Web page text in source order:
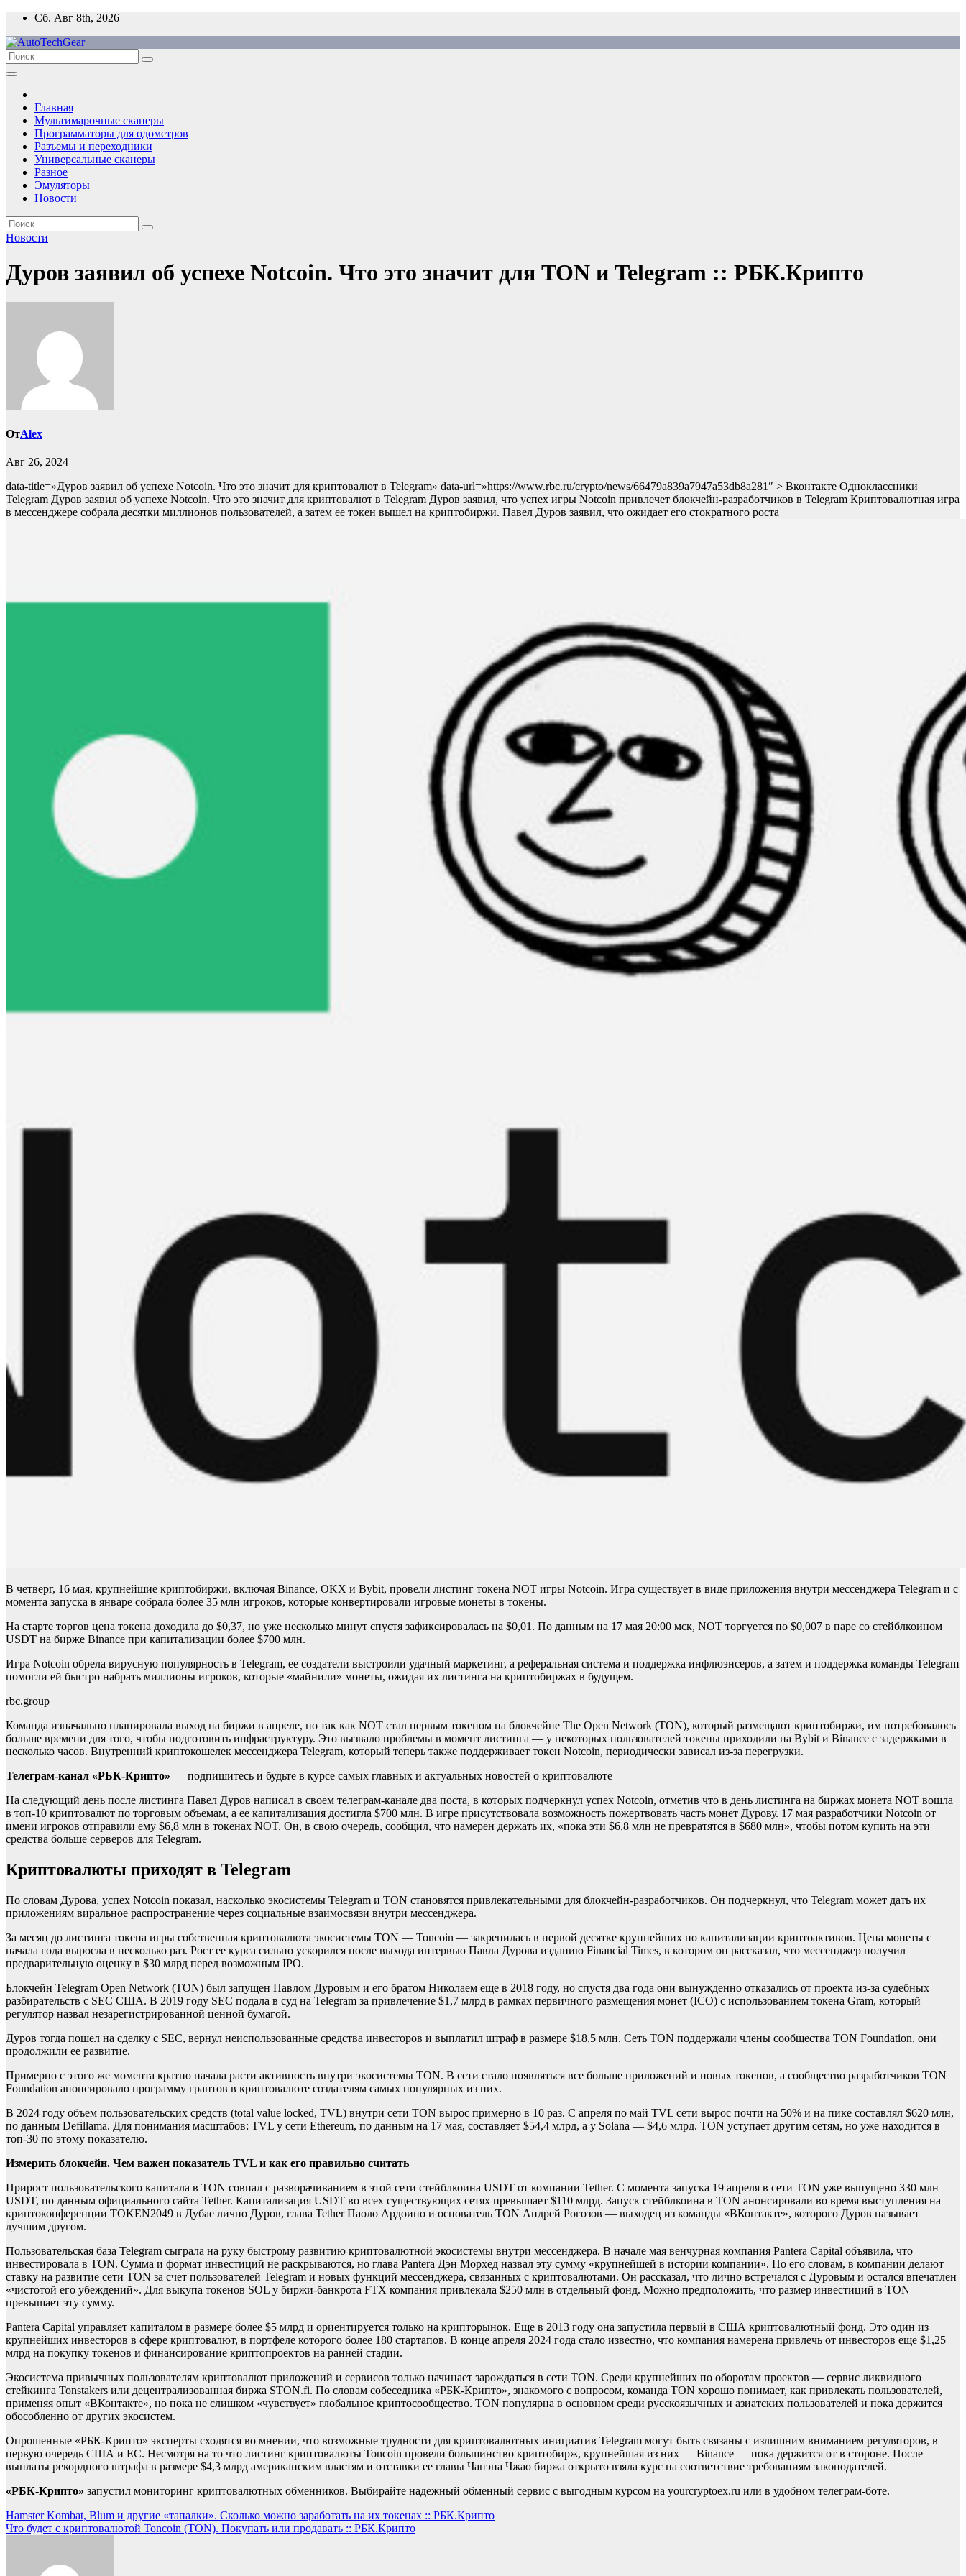
Перейти
содержимому
Сб. Авг 8th, 2026
Главная
Мультимарочные сканеры
Программаторы для одометров
Разъемы и переходники
Универсальные сканеры
Разное
Эмуляторы
Новости
Новости
Дуров заявил об успехе Notcoin. Что это значит для TON и Telegram :: РБК.Крипто
ОтAlex
Авг 26, 2024
data-title=»Дуров заявил об успехе Notcoin. Что это значит для криптовалют в Telegram» data-url=»https://www.rbc.ru/crypto/news/66479a839a7947a53db8a281″ > Вконтакте Одноклассники
Telegram Дуров заявил об успехе Notcoin. Что это значит для криптовалют в Telegram Дуров заявил, что успех игры Notcoin привлечет блокчейн-разработчиков в Telegram Криптовалютная игра
в мессенджере собрала десятки миллионов пользователей, а затем ее токен вышел на криптобиржи. Павел Дуров заявил, что ожидает его стократного роста
В четверг, 16 мая, крупнейшие криптобиржи, включая Binance, OKX и Bybit, провели листинг токена NOT игры Notcoin. Игра существует в виде приложения внутри мессенджера Telegram и с
момента запуска в январе собрала более 35 млн игроков, которые конвертировали игровые монеты в токены.
На старте торгов цена токена доходила до $0,37, но уже несколько минут спустя зафиксировалась на $0,01. По данным на 17 мая 20:00 мск, NOT торгуется по $0,007 в паре со стейблкоином
USDT на бирже Binance при капитализации более $700 млн.
Игра Notcoin обрела вирусную популярность в Telegram, ее создатели выстроили удачный маркетинг, а реферальная система и поддержка инфлюэнсеров, а затем и поддержка команды Telegram
помогли ей быстро набрать миллионы игроков, которые «майнили» монеты, ожидая их листинга на криптобиржах в будущем.
rbc.group
Команда изначально планировала выход на биржи в апреле, но так как NOT стал первым токеном на блокчейне The Open Network (TON), который размещают криптобиржи, им потребовалось
больше времени для того, чтобы подготовить инфраструктуру. Это вызвало проблемы в момент листинга — у некоторых пользователей токены приходили на Bybit и Binance c задержками в
несколько часов. Внутренний криптокошелек мессенджера Telegram, который теперь также поддерживает токен Notcoin, периодически зависал из-за перегрузки.
Телеграм-канал «РБК-Крипто» — подпишитесь и будьте в курсе самых главных и актуальных новостей о криптовалюте
На следующий день после листинга Павел Дуров написал в своем телеграм-канале два поста, в которых подчеркнул успех Notcoin, отметив что в день листинга на биржах монета NOT вошла
в топ-10 криптовалют по торговым объемам, а ее капитализация достигла $700 млн. В игре присутствовала возможность пожертвовать часть монет Дурову. 17 мая разработчики Notcoin от
имени игроков отправили ему $6,8 млн в токенах NOT. Он, в свою очередь, сообщил, что намерен держать их, «пока эти $6,8 млн не превратятся в $680 млн», чтобы потом купить на эти
средства больше серверов для Telegram.
Криптовалюты приходят в Telegram
По словам Дурова, успех Notcoin показал, насколько экосистемы Telegram и TON становятся привлекательными для блокчейн-разработчиков. Он подчеркнул, что Telegram может дать их
приложениям виральное распространение через социальные взаимосвязи внутри мессенджера.
За месяц до листинга токена игры собственная криптовалюта экосистемы TON — Toncoin — закрепилась в первой десятке крупнейших по капитализации криптоактивов. Цена монеты с
начала года выросла в несколько раз. Рост ее курса сильно ускорился после выхода интервью Павла Дурова изданию Financial Times, в котором он рассказал, что мессенджер получил
предварительную оценку в $30 млрд перед возможным IPO.
Блокчейн Telegram Open Network (TON) был запущен Павлом Дуровым и его братом Николаем еще в 2018 году, но спустя два года они вынужденно отказались от проекта из-за судебных
разбирательств с SEC США. В 2019 году SEC подала в суд на Telegram за привлечение $1,7 млрд в рамках первичного размещения монет (ICO) с использованием токена Gram, который
регулятор назвал незарегистрированной ценной бумагой.
Дуров тогда пошел на сделку с SEC, вернул неиспользованные средства инвесторов и выплатил штраф в размере $18,5 млн. Сеть TON поддержали члены сообщества TON Foundation, они
продолжили ее развитие.
Примерно с этого же момента кратно начала расти активность внутри экосистемы TON. В сети стало появляться все больше приложений и новых токенов, а сообщество разработчиков TON
Foundation анонсировало программу грантов в криптовалюте создателям самых популярных из них.
В 2024 году объем пользовательских средств (total value locked, TVL) внутри сети TON вырос примерно в 10 раз. С апреля по май TVL сети вырос почти на 50% и на пике составлял $620 млн,
по данным Defillama. Для понимания масштабов: TVL у сети Ethereum, по данным на 17 мая, составляет $54,4 млрд, а у Solana — $4,6 млрд. TON уступает другим сетям, но уже находится в
топ-30 по этому показателю.
Измерить блокчейн. Чем важен показатель TVL и как его правильно считать
Прирост пользовательского капитала в TON совпал с разворачиванием в этой сети стейблкоина USDT от компании Tether. С момента запуска 19 апреля в сети TON уже выпущено 330 млн
USDT, по данным официального сайта Tether. Капитализация USDT во всех существующих сетях превышает $110 млрд. Запуск стейблкоина в TON анонсировали во время выступления на
криптоконференции TOKEN2049 в Дубае лично Дуров, глава Tether Паоло Ардоино и основатель TON Андрей Рогозов — выходец из команды «ВКонтакте», которого Дуров называет
лучшим другом.
Пользовательская база Telegram сыграла на руку быстрому развитию криптовалютной экосистемы внутри мессенджера. В начале мая венчурная компания Pantera Capital объявила, что
инвестировала в TON. Сумма и формат инвестиций не раскрываются, но глава Pantera Дэн Морхед назвал эту сумму «крупнейшей в истории компании». По его словам, в компании делают
ставку на развитие сети TON за счет пользователей Telegram и новых функций мессенджера, связанных с криптовалютами. Он рассказал, что лично встречался с Дуровым и остался впечатлен
«чистотой его убеждений». Для выкупа токенов SOL у биржи-банкрота FTX компания привлекала $250 млн в отдельный фонд. Можно предположить, что размер инвестиций в TON
превышает эту сумму.
Pantera Capital управляет капиталом в размере более $5 млрд и ориентируется только на крипторынок. Еще в 2013 году она запустила первый в США криптовалютный фонд. Это один из
крупнейших инвесторов в сфере криптовалют, в портфеле которого более 180 стартапов. В конце апреля 2024 года стало известно, что компания намерена привлечь от инвесторов еще $1,25
млрд на покупку токенов и финансирование криптопроектов на ранней стадии.
Экосистема привычных пользователям криптовалют приложений и сервисов только начинает зарождаться в сети TON. Среди крупнейших по оборотам проектов — сервис ликвидного
стейкинга Tonstakers или децентрализованная биржа STON.fi. По словам собеседника «РБК-Крипто», знакомого с вопросом, команда TON хорошо понимает, как привлекать пользователей,
применяя опыт «ВКонтакте», но пока не слишком «чувствует» глобальное криптосообщество. TON популярна в основном среди русскоязычных и азиатских пользователей и пока держится
обособленно от других экосистем.
Опрошенные «РБК-Крипто» эксперты сходятся во мнении, что возможные трудности для криптовалютных инициатив Telegram могут быть связаны с излишним вниманием регуляторов, в
первую очередь США и ЕС. Несмотря на то что листинг криптовалюты Toncoin провели большинство криптобирж, крупнейшая из них — Binance — пока держится от в стороне. После
выплаты рекордного штрафа в размере $4,3 млрд американским властям и отставки ее главы Чапэна Чжао биржа открыто взяла курс на соответствие требованиям законодателей.
«РБК-Крипто» запустил мониторинг криптовалютных обменников. Выбирайте надежный обменный сервис с выгодным курсом на yourcryptoex.ru или в удобном телеграм-боте.
Навигация
по
Hamster Kombat, Blum и другие «тапалки». Сколько можно заработать на их токенах :: РБК.Крипто
Что будет с криптовалютой Toncoin (TON). Покупать или продавать :: РБК.Крипто